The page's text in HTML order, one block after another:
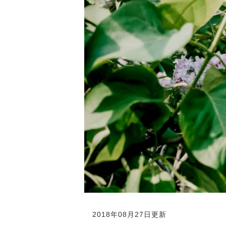
2018年08月27日更新